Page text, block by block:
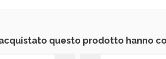
questo prodotto hanno